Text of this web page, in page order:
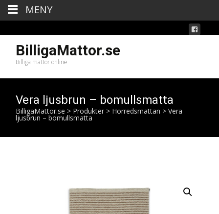
BilligaMattor.se
Billiga mattor online
Vera ljusbrun – bomullsmatta
BilligaMattor.se > Produkter > Horredsmattan > Vera
ljusbrun – bomullsmatta
MENY